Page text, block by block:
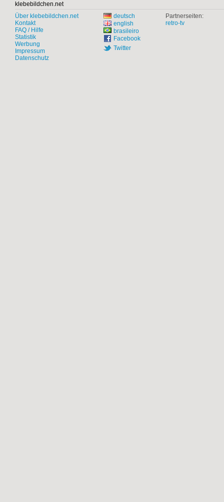
klebebildchen.net
Über klebebildchen.net
Kontakt
FAQ / Hilfe
Statistik
Werbung
Impressum
Datenschutz
deutsch
english
brasileiro
Facebook
Twitter
Partnerseiten:
retro-tv